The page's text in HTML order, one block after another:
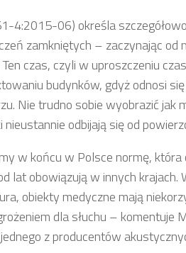
4:2015-06) określa
zamkniętych – zaczynając od
czas, czyli w uproszczeniu
budynków, gdyż odnosi
Nie trudno sobie wyobrazić jak
odbijają się od
w końcu w Polsce normę, która
lat obowiązują w innych
obiekty medyczne mają
dla słuchu – komentuje
z producentów